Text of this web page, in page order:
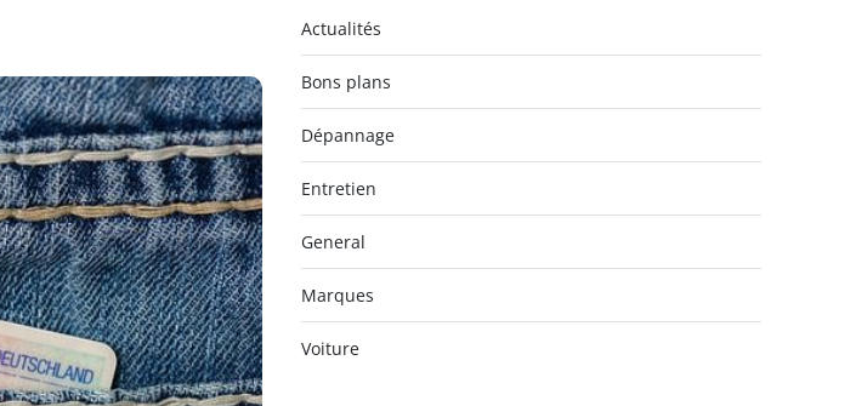
Actualités
Bons plans
Dépannage
Entretien
General
Marques
Voiture